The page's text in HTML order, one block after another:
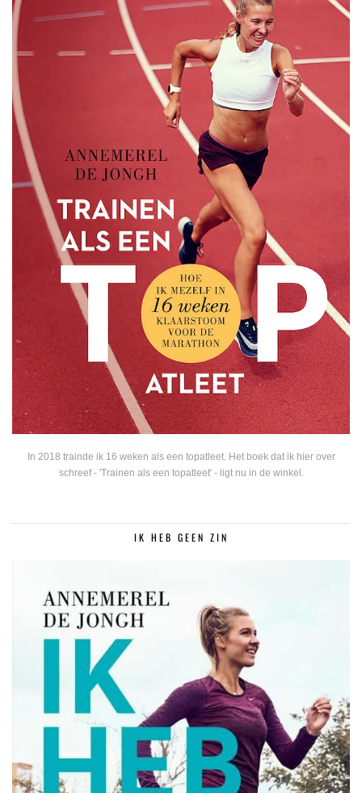
In 2018 trainde ik 16 weken als een topatleet. Het boek dat ik hier over
schreef - 'Trainen als een topatleet' - ligt nu in de winkel.
IK HEB GEEN ZIN